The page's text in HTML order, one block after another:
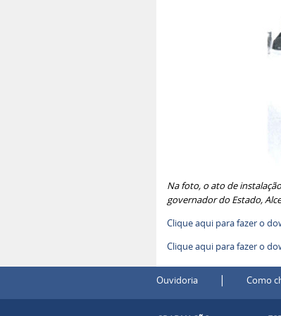
Na foto, o ato de
governador do Estado,
Clique aqui para fazer o
Clique aqui para fazer o
Ouvidoria | Como